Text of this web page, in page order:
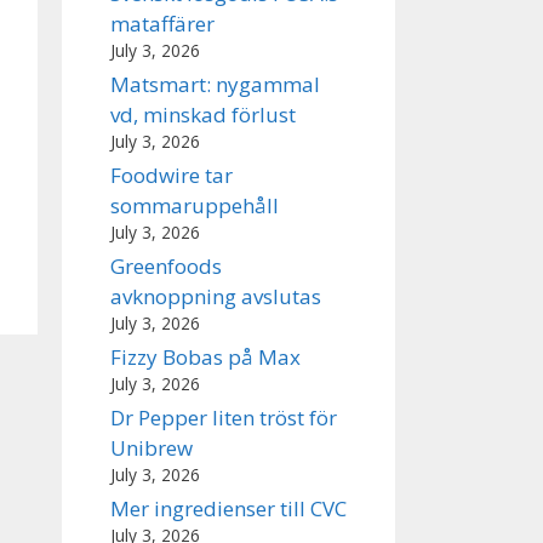
mataffärer
July 3, 2026
Matsmart: nygammal
vd, minskad förlust
July 3, 2026
Foodwire tar
sommaruppehåll
July 3, 2026
Greenfoods
avknoppning avslutas
July 3, 2026
Fizzy Bobas på Max
July 3, 2026
Dr Pepper liten tröst för
Unibrew
July 3, 2026
Mer ingredienser till CVC
July 3, 2026